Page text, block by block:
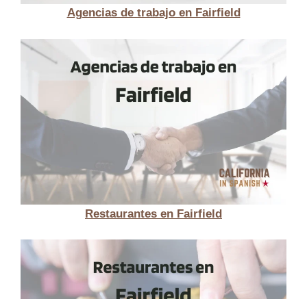
Agencias de trabajo en Fairfield
Restaurantes en Fairfield